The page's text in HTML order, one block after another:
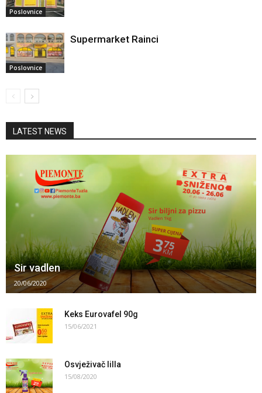
Poslovnice
Poslovnice
Supermarket Rainci
LATEST NEWS
Sir vadlen
20/06/2020
Keks Eurovafel 90g
15/06/2021
Osvježivač lilla
15/08/2020